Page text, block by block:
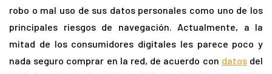
robo o mal uso de sus datos personales como uno de los
principales riesgos de navegación. Actualmente, a la
mitad de los consumidores digitales les parece poco y
nada seguro comprar en la red, de acuerdo con datosdel